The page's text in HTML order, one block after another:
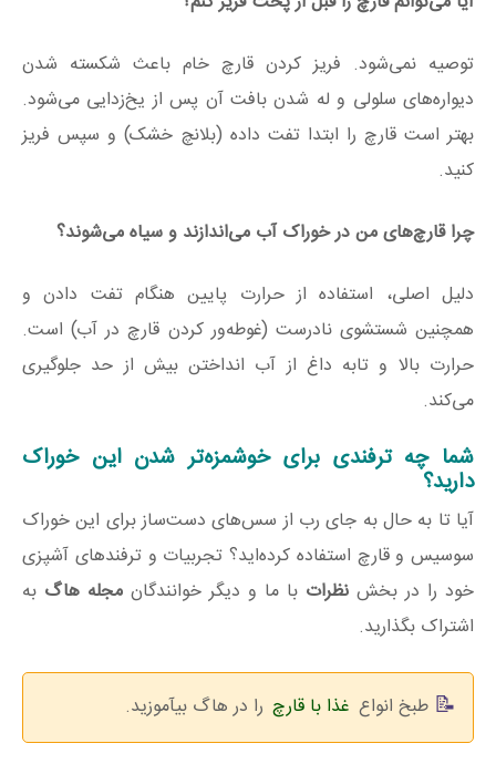
توصیه نمی‌شود. فریز کردن قارچ خام باعث شکسته شدن
دیواره‌های سلولی و له شدن بافت آن پس از یخ‌زدایی می‌شود.
بهتر است قارچ را ابتدا تفت داده (بلانچ خشک) و سپس فریز
کنید.
چرا قارچ‌های من در خوراک آب می‌اندازند و سیاه می‌شوند؟
دلیل اصلی، استفاده از حرارت پایین هنگام تفت دادن و
همچنین شستشوی نادرست (غوطه‌ور کردن قارچ در آب) است.
حرارت بالا و تابه داغ از آب انداختن بیش از حد جلوگیری
می‌کند.
شما چه ترفندی برای خوشمزه‌تر شدن این خوراک
دارید؟
آیا تا به حال به جای رب از سس‌های دست‌ساز برای این خوراک
سوسیس و قارچ استفاده کرده‌اید؟ تجربیات و ترفندهای آشپزی
خود را در بخش نظرات با ما و دیگر خوانندگان مجله هاگ به
اشتراک بگذارید.
طبخ انواع غذا با قارچ را در هاگ بیآموزید.